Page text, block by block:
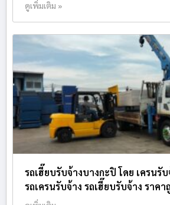
ดูเพิ่มเติม »
รถเฮี๊ยบรับจ้างบางกะปิ โดย เครนรั
รถเครนรับจ้าง รถเฮี๊ยบรับจ้าง ราคา